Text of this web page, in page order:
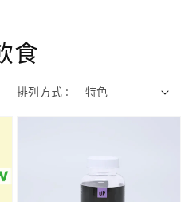
食
排列方式 :